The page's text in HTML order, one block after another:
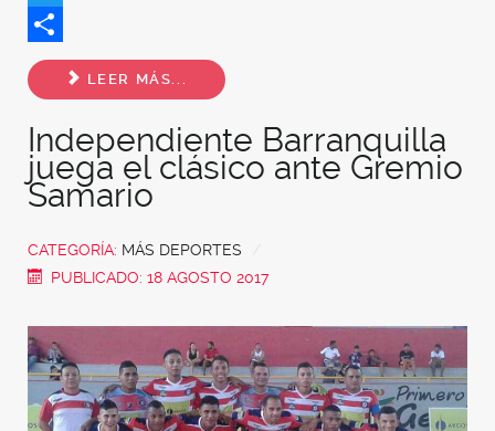
Twitter
Share
LEER MÁS...
Independiente Barranquilla
juega el clásico ante Gremio
Samario
CATEGORÍA: MÁS DEPORTES
PUBLICADO: 18 AGOSTO 2017